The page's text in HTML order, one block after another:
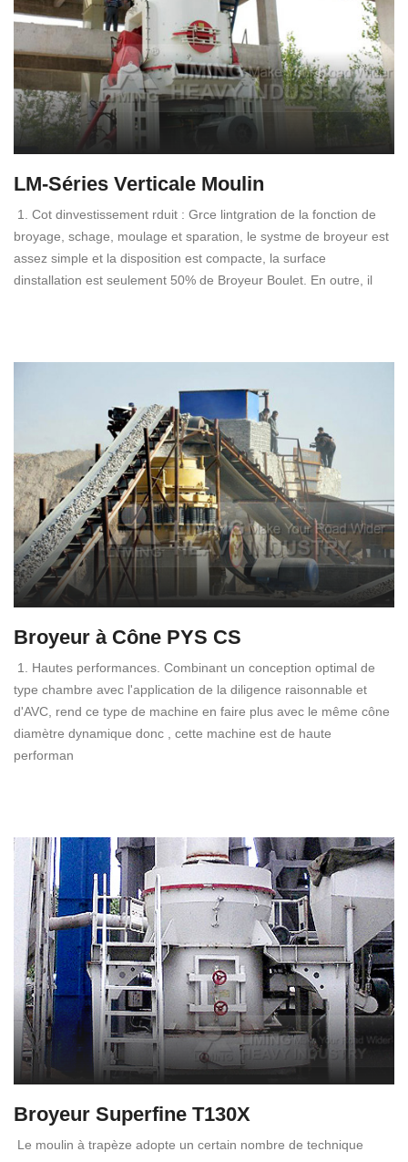
LM-Séries Verticale Moulin
1. Cot dinvestissement rduit : Grce lintgration de la fonction de
broyage, schage, moulage et sparation, le systme de broyeur est
assez simple et la disposition est compacte, la surface
dinstallation est seulement 50% de Broyeur Boulet. En outre, il
Broyeur à Cône PYS CS
1. Hautes performances. Combinant un conception optimal de
type chambre avec l'application de la diligence raisonnable et
d'AVC, rend ce type de machine en faire plus avec le même cône
diamètre dynamique donc , cette machine est de haute
performan
Broyeur Superfine T130X
Le moulin à trapèze adopte un certain nombre de technique